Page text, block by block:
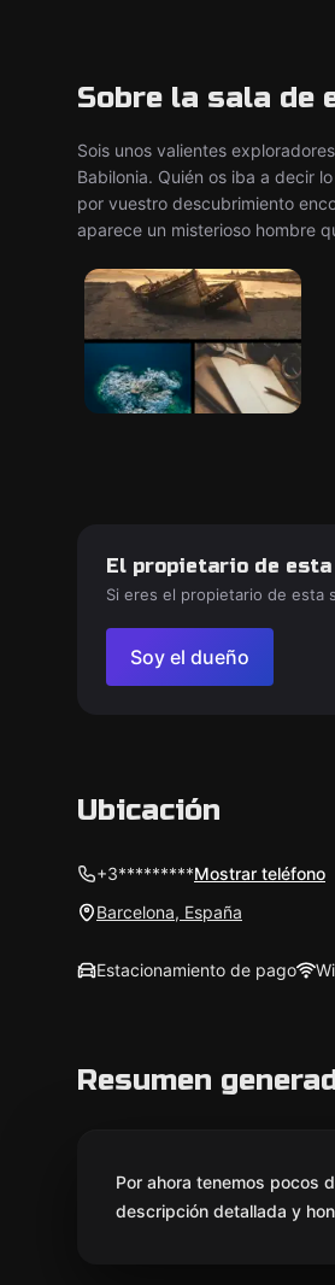
Sobre la sala de
Sois unos valientes
Babilonia. Quién os iba a decir
por vuestro descubrimiento
aparece un misterioso hombre
El propietario de
Si eres el propietario de esta
Soy el dueño
Ubicación
+3*********Mostrar teléfono
Barcelona, España
Estacionamiento de pago
Resumen
Por ahora tenemos pocos
descripción detallada y